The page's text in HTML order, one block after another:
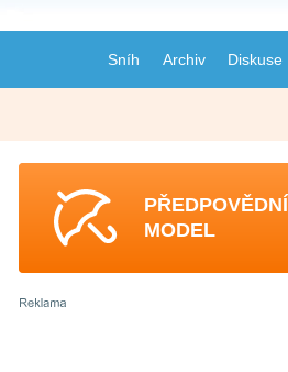
Sníh Archiv Diskuse
PŘEDPOVĚDNÍ
MODEL